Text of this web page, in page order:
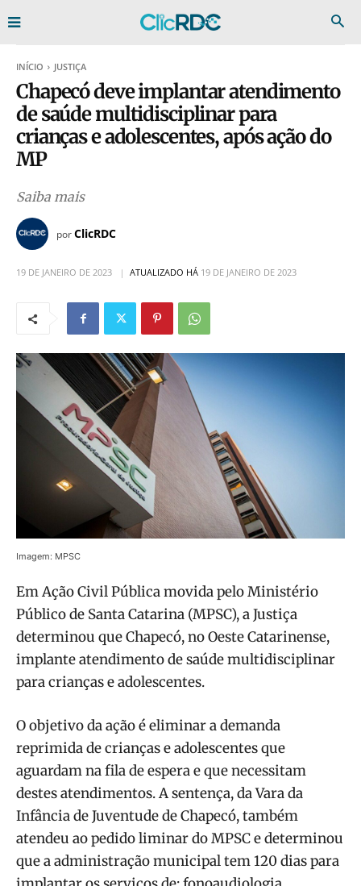
INÍCIO JUSTIÇA
Chapecó deve implantar atendimento
de saúde multidisciplinar para
crianças e adolescentes, após ação do
MP
Saiba mais
porClicRDC
19 DE JANEIRO DE 2023 ATUALIZADO HÁ 19 DE JANEIRO DE 2023
Imagem: MPSC
Em Ação Civil Pública movida pelo Ministério
Público de Santa Catarina (MPSC), a Justiça
determinou que Chapecó, no Oeste Catarinense,
implante atendimento de saúde multidisciplinar
para crianças e adolescentes.
O objetivo da ação é eliminar a demanda
reprimida de crianças e adolescentes que
aguardam na fila de espera e que necessitam
destes atendimentos. A sentença, da Vara da
Infância de Juventude de Chapecó, também
atendeu ao pedido liminar do MPSC e determinou
que a administração municipal tem 120 dias para